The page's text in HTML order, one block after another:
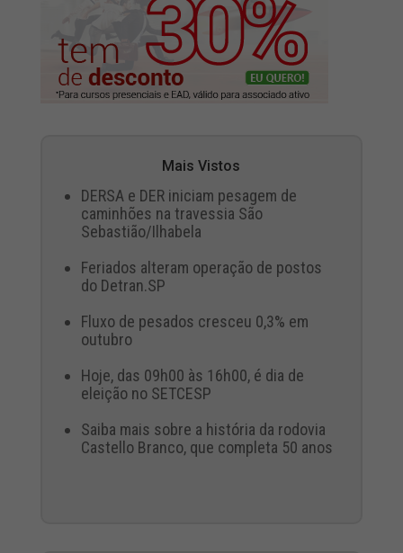
Mais Vistos
DERSA e DER iniciam pesagem de
caminhões na travessia São
Sebastião/Ilhabela
Feriados alteram operação de postos
do Detran.SP
Fluxo de pesados cresceu 0,3% em
outubro
Hoje, das 09h00 às 16h00, é dia de
eleição no SETCESP
Saiba mais sobre a história da rodovia
Castello Branco, que completa 50 anos